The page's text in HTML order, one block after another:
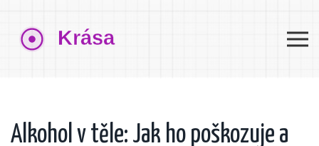
Alkohol v těle: Jak ho poškozuje a